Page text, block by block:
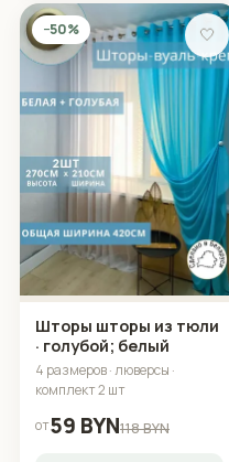
−50% 🤍
Шторы шторы из тюли
· голубой; белый
4 размеров · люверсы ·
комплект 2 шт
от59 BYN118 BYN